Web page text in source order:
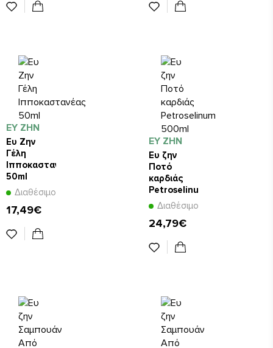
ΕΥ ΖΗΝ
Ευ Ζην
Γέλη
Ιπποκαστανέας
50ml
Διαθέσιμο
17,49€
ΕΥ ΖΗΝ
Ευ ζην
Ποτό
καρδιάς
Petroselinum
500ml
Διαθέσιμο
24,79€